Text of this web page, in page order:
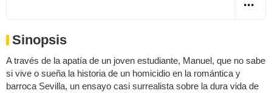
Sinopsis
A través de la apatía de un joven estudiante, Manuel, que no sabe
si vive o sueña la historia de un homicidio en la romántica y
barroca Sevilla, un ensayo casi surrealista sobre la dura vida de